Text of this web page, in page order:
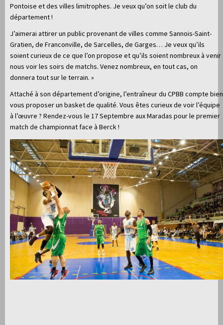
Pontoise et des villes limitrophes. Je veux qu’on soit le club du
département !
J’aimerai attirer un public provenant de villes comme Sannois-Saint-
Gratien, de Franconville, de Sarcelles, de Garges… Je veux qu’ils
soient curieux de ce que l’on propose et qu’ils soient nombreux à venir
nous voir les soirs de matchs. Venez nombreux, en tout cas, on
donnera tout sur le terrain. »
Attaché à son département d’origine, l’entraîneur du CPBB compte bien
vous proposer un basket de qualité. Vous êtes curieux de voir l’équipe
à l’œuvre ? Rendez-vous le 17 Septembre aux Maradas pour le premier
match de championnat face à Berck !